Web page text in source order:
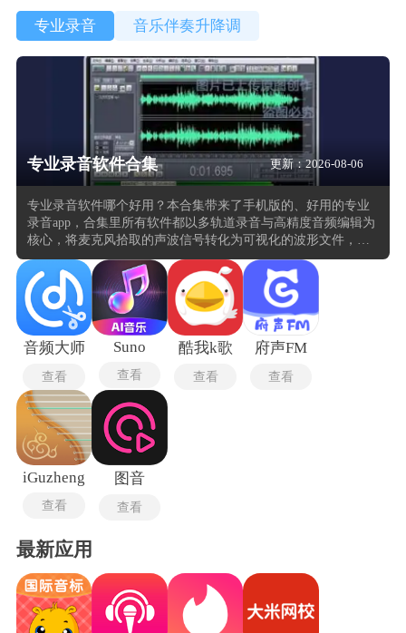
专业录音 音乐伴奏升降调
专业录音软件合集 更新：2026-08-06
专业录音软件哪个好用？本合集带来了手机版的、好用的专业
录音app，合集里所有软件都以多轨道录音与高精度音频编辑为
核心，将麦克风拾取的声波信号转化为可视化的波形文件，并
支持多通道同步录制以捕捉立体声或分轨素材。这类专业录音
软件的用法围绕录音、剪辑与混音展开，在设置采样率与缓冲
区大小后开始录音，录制完成后通过剪切、对齐与时间伸缩调
整片段时序，再运用均衡、压缩、混响和降噪等效果器修饰音
质，最终导出为WAV或FLAC等无损格式。专业录音软件通常支
持外部硬件集成，音频接口与控制台，并配备环绕声与母带处
理等高级功能。
音频大师
查看
Suno
查看
酷我k歌
查看
府声FM
查看
iGuzheng
查看
图音
查看
最新应用